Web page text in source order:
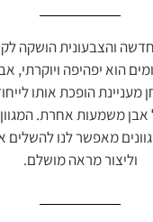
הוא יפהיפה ויוקרתי,
מעניינת הופכת אותו
אבן משמעות אחרת.
מאפשר לנו להשלים
וליצור מראה מושלם.